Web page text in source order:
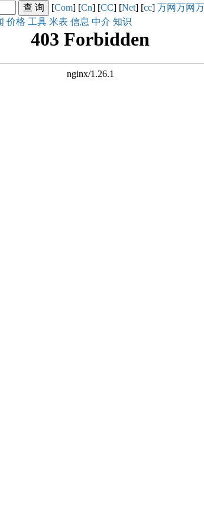
[Com] [Cn] [CC] [Net] [cc] 万网万网
价格 工具 米表 信息 中介 知识